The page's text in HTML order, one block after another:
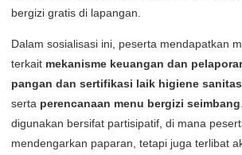
bergizi gratis di lapangan.
Dalam sosialisasi ini, peserta mendapatkan
terkait mekanisme keuangan dan
pangan dan sertifikasi laik higiene
serta perencanaan menu bergizi seimbang
digunakan bersifat partisipatif, di mana
mendengarkan paparan, tetapi juga terlibat